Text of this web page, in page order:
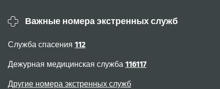
Важные номера экстренных служб
Служба спасения 112
Дежурная медицинская служба 116117
Другие номера экстренных служб